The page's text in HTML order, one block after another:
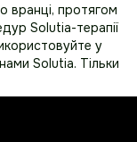
вранці, протягом
Solutia-терапії
у
Solutia. Тільки